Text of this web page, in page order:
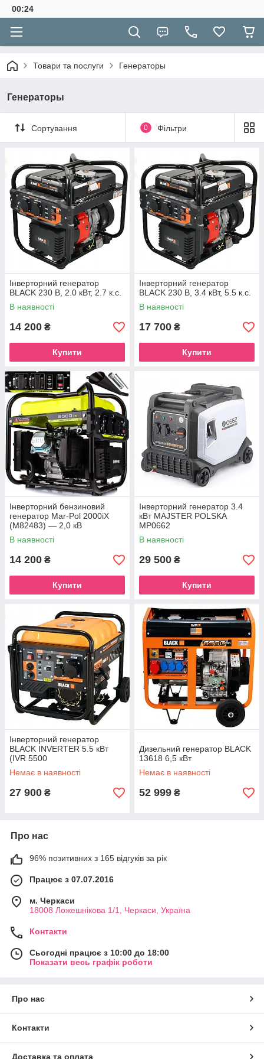
00:24
Товари та послуги Генераторы
Генераторы
Сортування 0 Фільтри
Інверторний генератор
BLACK 230 В, 2.0 кВт, 2.7 к.с.
В наявності
14 200 ₴
Купити
Інверторний генератор
BLACK 230 В, 3.4 кВт, 5.5 к.с.
В наявності
17 700 ₴
Купити
Інверторний бензиновий
генератор Mar-Pol 2000iX
(M82483) — 2,0 кВ
В наявності
14 200 ₴
Купити
Інверторний генератор 3.4
кВт MAJSTER POLSKA
MP0662
В наявності
29 500 ₴
Купити
Інверторний генератор
BLACK INVERTER 5.5 кВт
(IVR 5500
Немає в наявності
27 900 ₴
Дизельний генератор BLACK
13618 6,5 кВт
Немає в наявності
52 999 ₴
Про нас
96% позитивних з 165 відгуків за рік
Працює з 07.07.2016
м. Черкаси
18008 Ложешнікова 1/1, Черкаси, Україна
Контакти
Сьогодні працює з 10:00 до 18:00
Показати весь графік роботи
Про нас
Контакти
Доставка та оплата